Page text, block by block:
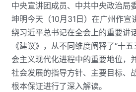
中央宣讲团成员、中共中央政治局
坤明今天（10月31日）在广州作宣
绕习近平总书记在全会上的重要讲
《建议》，从不同维度阐释了“十
会主义现代化进程中的重要地位，
社会发展的指导方针、主要目标、
根本保证进行了深入解读。